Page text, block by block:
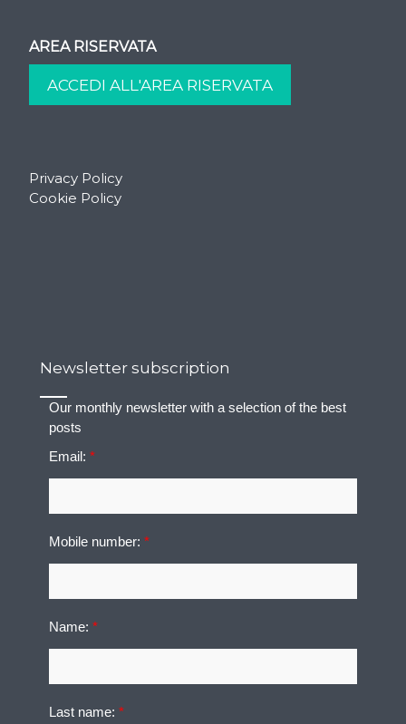
AREA RISERVATA
Privacy Policy
Cookie Policy
Newsletter subscription
Our monthly newsletter with a selection of the best
posts
Email:*
Mobile number:*
Name:*
Last name:*